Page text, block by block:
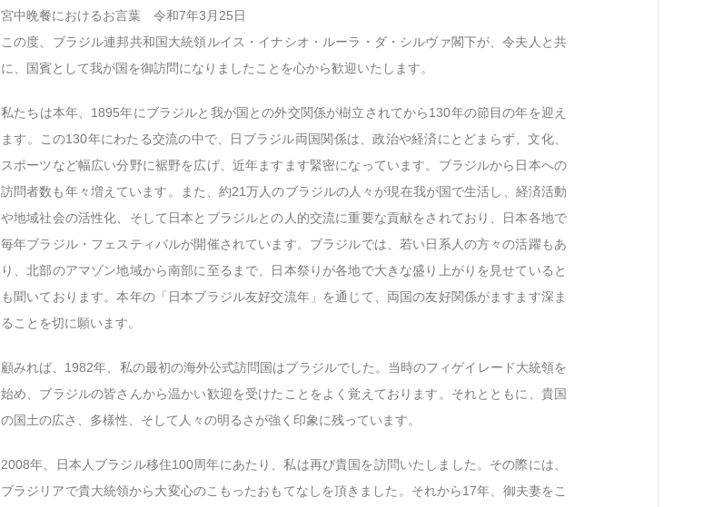
宮中晩餐におけるお言葉 令和7年3月25日
この度、ブラジル連邦共和国大統領ルイス・イナシオ・ルーラ・ダ・シルヴァ閣下が、令夫人と共
に、国賓として我が国を御訪問になりましたことを心から歓迎いたします。
私たちは本年、1895年にブラジルと我が国との外交関係が樹立されてから130年の節目の年を迎え
ます。この130年にわたる交流の中で、日ブラジル両国関係は、政治や経済にとどまらず、文化、
スポーツなど幅広い分野に裾野を広げ、近年ますます緊密になっています。ブラジルから日本への
訪問者数も年々増えています。また、約21万人のブラジルの人々が現在我が国で生活し、経済活動
や地域社会の活性化、そして日本とブラジルとの人的交流に重要な貢献をされており、日本各地で
毎年ブラジル・フェスティバルが開催されています。ブラジルでは、若い日系人の方々の活躍もあ
り、北部のアマゾン地域から南部に至るまで、日本祭りが各地で大きな盛り上がりを見せていると
も聞いております。本年の「日本ブラジル友好交流年」を通じて、両国の友好関係がますます深ま
ることを切に願います。
顧みれば、1982年、私の最初の海外公式訪問国はブラジルでした。当時のフィゲイレード大統領を
始め、ブラジルの皆さんから温かい歓迎を受けたことをよく覚えております。それとともに、貴国
の国土の広さ、多様性、そして人々の明るさが強く印象に残っています。
2008年、日本人ブラジル移住100周年にあたり、私は再び貴国を訪問いたしました。その際には、
ブラジリアで貴大統領から大変心のこもったおもてなしを頂きました。それから17年、御夫妻をこ